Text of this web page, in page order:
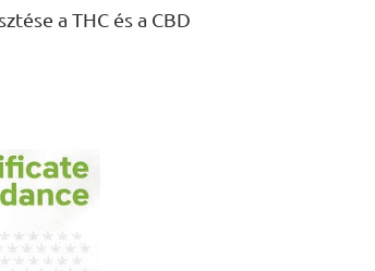
a THC és a CBD